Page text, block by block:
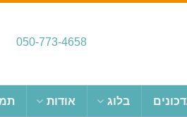
050-773-4658
בלוג אודות